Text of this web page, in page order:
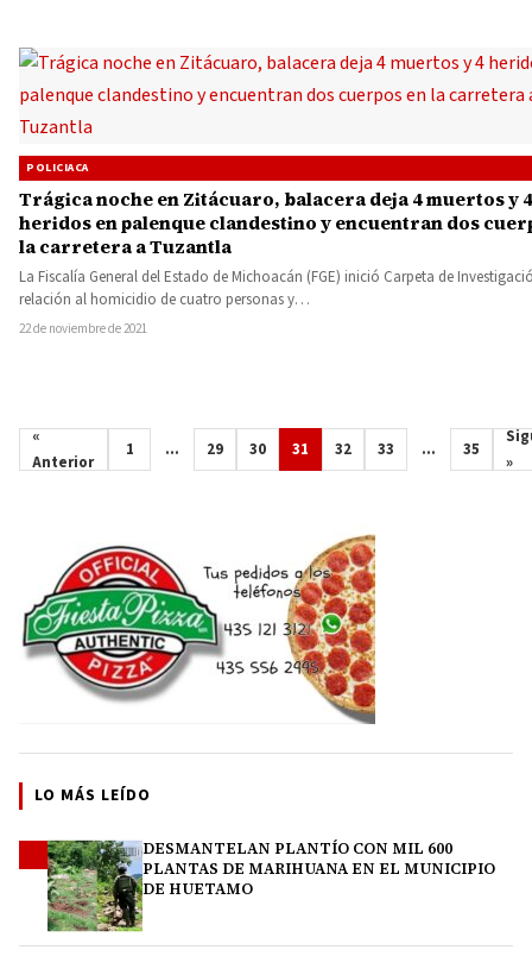
POLICIACA
Trágica noche en Zitácuaro, balacera deja 4 muertos y 4
heridos en palenque clandestino y encuentran dos
la carretera a Tuzantla
La Fiscalía General del Estado de Michoacán (FGE) inició Carpeta de
relación al homicidio de cuatro personas y…
22 de noviembre de 2021
«
Anterior
1 … 29 30 31 32 33 … 35
»
LO MÁS LEÍDO
DESMANTELAN PLANTÍO CON MIL 600
PLANTAS DE MARIHUANA EN EL MUNICIPIO
DE HUETAMO